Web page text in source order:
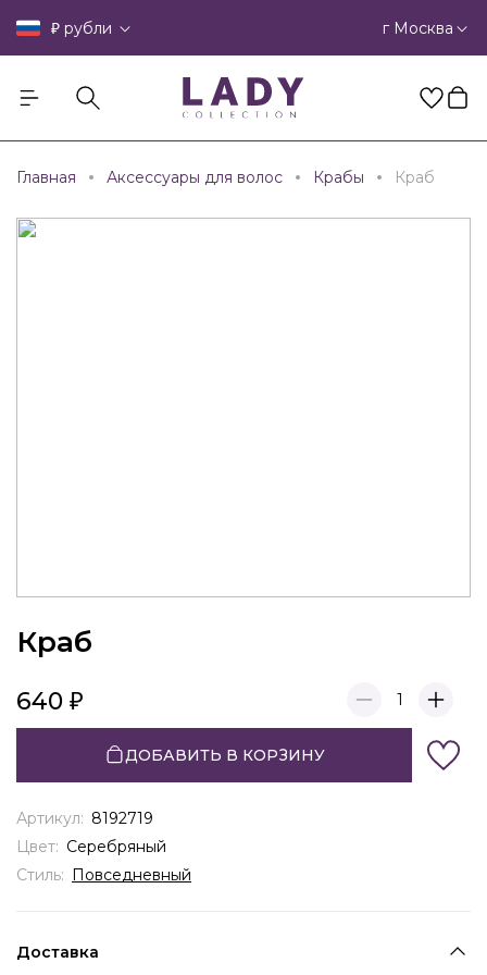
₽ рубли г Москва
Главная Аксессуары для волос Крабы Краб
Краб
640 1
ДОБАВИТЬ В КОРЗИНУ
Артикул: 8192719
Цвет: Серебряный
Стиль: Повседневный
Доставка